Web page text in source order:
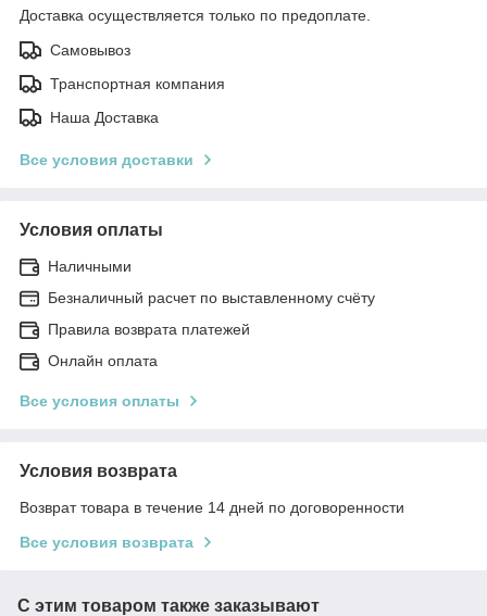
Доставка осуществляется только по предоплате.
Самовывоз
Транспортная компания
Наша Доставка
Все условия доставки
Условия оплаты
Наличными
Безналичный расчет по выставленному счёту
Правила возврата платежей
Онлайн оплата
Все условия оплаты
Условия возврата
Возврат товара в течение 14 дней по договоренности
Все условия возврата
С этим товаром также заказывают